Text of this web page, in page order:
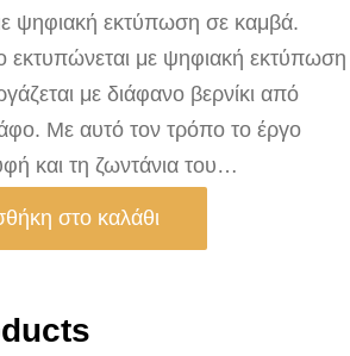
ψηφιακή εκτύπωση σε καμβά.
εκτυπώνεται με ψηφιακή εκτύπωση
με διάφανο βερνίκι από
Με αυτό τον τρόπο το έργο
και τη ζωντάνια του…
στο καλάθι